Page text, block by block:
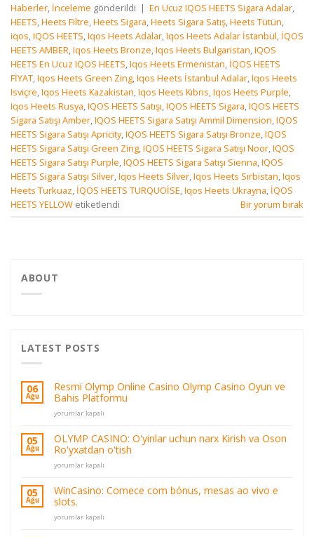
Haberler, İnceleme gönderildi | En Ucuz IQOS HEETS Sigara Adalar,
HEETS,Heets Filtre,Heets Sigara,Heets Sigara Satış,Heets Tütün,
iqos,IQOS HEETS,Iqos Heets Adalar,Iqos Heets Adalar İstanbul, İQOS
HEETS AMBER,Iqos Heets Bronze,Iqos Heets Bulgaristan,IQOS
HEETS En Ucuz IQOS HEETS,Iqos Heets Ermenistan, İQOS HEETS
FİYAT,Iqos Heets Green Zing,Iqos Heets İstanbul Adalar,Iqos Heets
Isviçre,Iqos Heets Kazakistan,Iqos Heets Kıbrıs,Iqos Heets Purple,
Iqos Heets Rusya,IQOS HEETS Satışı,IQOS HEETS Sigara,IQOS HEETS
Sigara Satışı Amber,IQOS HEETS Sigara Satışı Ammil Dimension,IQOS
HEETS Sigara Satışı Apricity,IQOS HEETS Sigara Satışı Bronze,IQOS
HEETS Sigara Satışı Green Zing,IQOS HEETS Sigara Satışı Noor,IQOS
HEETS Sigara Satışı Purple,IQOS HEETS Sigara Satışı Sienna,IQOS
HEETS Sigara Satışı Silver,Iqos Heets Silver,Iqos Heets Sırbistan,Iqos
Heets Turkuaz, İQOS HEETS TURQUOİSE,Iqos Heets Ukrayna, İQOS
HEETS YELLOW etiketlendi Bir yorum bırak
ABOUT
LATEST POSTS
06
Ağu
Resmi Olymp Online Casino Olymp Casino Oyun ve
Bahis Platformu
Resmi
Online
Casino
Olymp
Casino
ve
Bahis
Platformu
için
yorumlar kapalı
05
Ağu
OLYMP CASINO: O'yinlar uchun narx Kirish va Oson
Ro'yxatdan o'tish
OLYMP
O'yinlar
uchun
narx
Kirish
yorumlar kapalı
05
Ağu
WinCasino: Comece com bónus, mesas ao vivo e
slots.
WinCasino:
yorumlar kapalı